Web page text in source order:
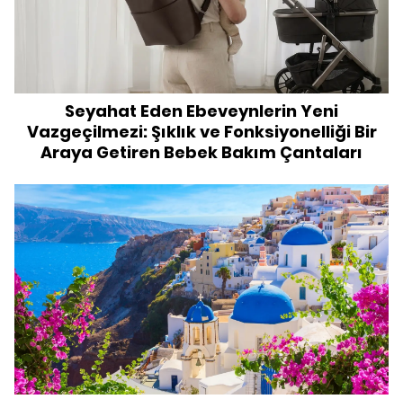
Seyahat Eden Ebeveynlerin Yeni
Vazgeçilmezi: Şıklık ve Fonksiyonelliği Bir
Araya Getiren Bebek Bakım Çantaları